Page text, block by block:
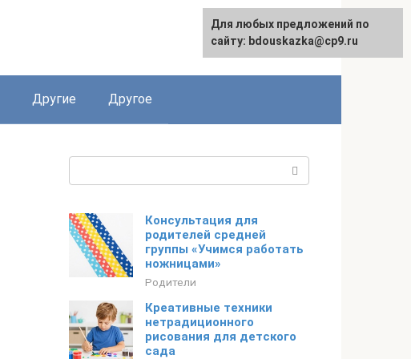
Другие Другое
Консультация для
родителей средней
группы «Учимся работать
ножницами»
Родители
Креативные техники
нетрадиционного
рисования для детского
сада
Для любых предложений по
сайту: bdouskazka@cp9.ru